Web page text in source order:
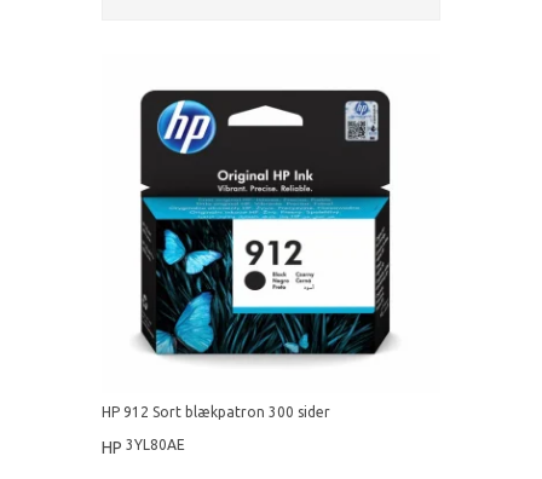
HP 912 Sort blækpatron 300 sider
HP 3YL80AE